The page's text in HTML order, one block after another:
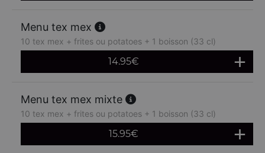
Menu tex mex
10 tex mex + frites ou potatoes + 1 boisson (33 cl)
14.95€
Menu tex mex mixte
10 tex mex + frites ou potatoes + 1 boisson (33 cl)
15.95€